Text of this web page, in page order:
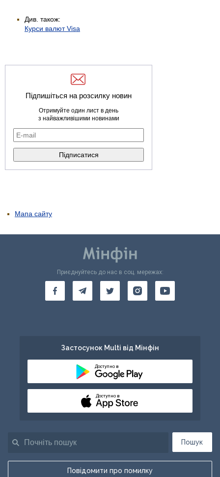
Див. також:
Курси валют Visa
Підпишіться на розсилку новин
Отримуйте один лист в день
з найважливішими новинами
Мапа сайту
Пошук
Повідомити про помилку
Приєднуйтесь до нас в соц. мережах:
Застосунок Multi від Мінфін
Доступно в
Доступно в